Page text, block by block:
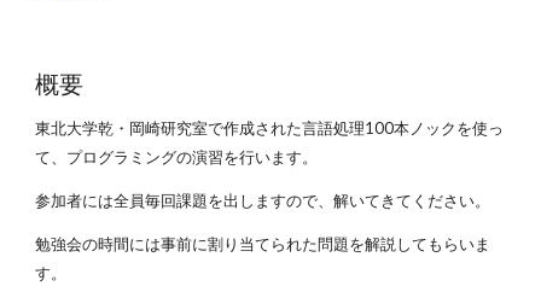
概要
東北大学乾・岡崎研究室で作成された言語処理100本ノックを使っ
て、プログラミングの演習を行います。
参加者には全員毎回課題を出しますので、解いてきてください。
勉強会の時間には事前に割り当てられた問題を解説してもらいま
す。